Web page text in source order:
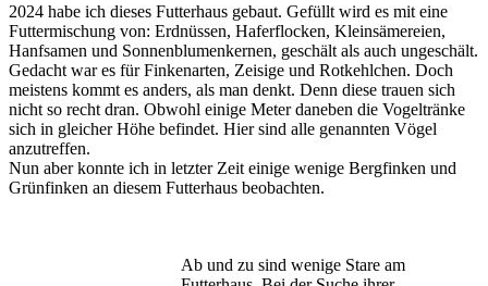
2024 habe ich dieses Futterhaus gebaut. Gefüllt wird es mit eine
Futtermischung von: Erdnüssen, Haferflocken, Kleinsämereien,
Hanfsamen und Sonnenblumenkernen, geschält als auch ungeschält.
Gedacht war es für Finkenarten, Zeisige und Rotkehlchen. Doch
meistens kommt es anders, als man denkt. Denn diese trauen sich
nicht so recht dran. Obwohl einige Meter daneben die Vogeltränke
sich in gleicher Höhe befindet. Hier sind alle genannten Vögel
anzutreffen.
Nun aber konnte ich in letzter Zeit einige wenige Bergfinken und
Grünfinken an diesem Futterhaus beobachten.
Ab und zu sind wenige Stare am